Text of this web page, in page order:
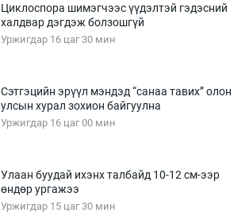
Циклоспора шимэгчээс үүдэлтэй гэдэсний
халдвар дэгдэж болзошгүй
Уржигдар 16 цаг 30 мин
Сэтгэцийн эрүүл мэндэд “санаа тавих” олон
улсын хурал зохион байгуулна
Уржигдар 16 цаг 00 мин
Улаан буудай ихэнх талбайд 10-12 см-ээр
өндөр ургажээ
Уржигдар 15 цаг 30 мин